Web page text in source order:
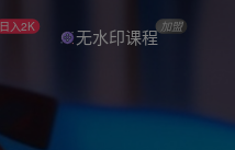
日入2K 无水印课程 加盟